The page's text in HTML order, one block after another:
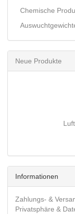
Chemische
Neue Produkte
Informationen
Zahlungs- &
Privatsphäre &